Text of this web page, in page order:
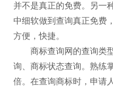
并不是真正的免费。另一
中细软做到查询真正免费
方便，快捷。
商标查询网的查询类型
询、商标状态查询。熟练
倍。在查询商标时，申请